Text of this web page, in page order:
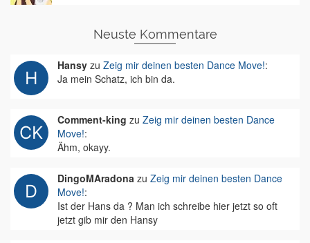
Neuste Kommentare
Hansy zu Zeig mir deinen besten Dance Move!:
Ja mein Schatz, ich bin da.
Comment-king zu Zeig mir deinen besten Dance
Move!:
Ähm, okayy.
DingoMAradona zu Zeig mir deinen besten Dance
Move!:
Ist der Hans da ? Man ich schreibe hier jetzt so oft
jetzt gib mir den Hansy